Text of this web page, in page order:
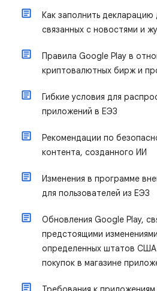
Как заполнить
связанных с новостями и
Правила Google Play в
криптовалютных бирж и
Гибкие условия для
приложений в ЕЭЗ
Рекомендации по
контента, созданного ИИ
Изменения в программе
для пользователей из ЕЭЗ
Обновления Google Play,
предстоящими
определенных штатов США
покупок в магазине